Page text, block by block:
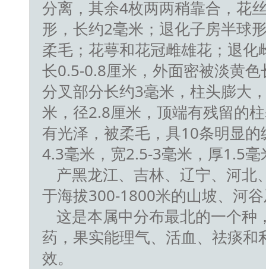
分离，其余4枚两两稍靠合，花
形，长约2毫米；退化子房半球
柔毛；花萼和花冠雌雄花；退
长0.5-0.8厘米，外面密被淡黄
分叉部分长约3毫米，柱头膨大
米，径2.8厘米，顶端有残留的
有光泽，被柔毛，具10条明显
4.3毫米，宽2.5-3毫米，厚1.5
产黑龙江、吉林、辽宁、河
于海拔300-1800米的山坡、河
这是本属中分布最北的一个种
药，果实能理气、活血、祛痰
效。